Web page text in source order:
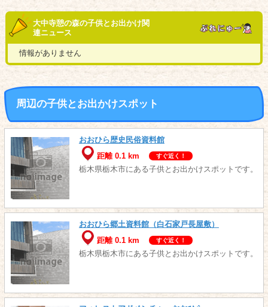
大中寺憩の森の子供とお出かけ関
連ニュース
情報がありません
周辺の子供とお出かけスポット
おおひら歴史民俗資料館
距離 0.1 km
すぐ近く！
栃木県栃木市にある子供とお出かけスポットです。
おおひら郷土資料館（白石家戸長屋敷）
距離 0.1 km
すぐ近く！
栃木県栃木市にある子供とお出かけスポットです。